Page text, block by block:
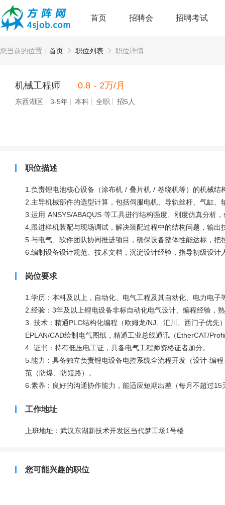
首页 招聘会 招聘考试
您当前的位置： 首页 职位列表 职位详情
机械工程师 0.8 - 2万/月
东西湖区 3-5年 本科 全职 招5人
职位描述
1.负责锂电池核心设备（涂布机 / 叠片机 / 卷绕机等）的机械
2.主导机械部件的选型计算，包括伺服电机、导轨丝杆、气缸
3.运用 ANSYS/ABAQUS 等工具进行结构强度、刚度仿真分析
4.跟进样机装配与现场调试，解决装配过程中的结构问题，输出
5.与电气、软件团队协同推进项目，确保设备整体性能达标，把
6.编制设备设计规范、技术文档，沉淀设计经验，指导初级设计
岗位要求
1.学历：本科及以上，自动化、电气工程及其自动化、电力电子
2.经验：3年及以上锂电设备非标自动化电气设计、编程经验，
3. 技术：精通PLC结构化编程（欧姆龙/NJ、汇川、西门子优
EPLAN/CAD绘制电气图纸，精通工业总线通讯（EtherCAT/
4. 证书：持有低压电工证，具备电气工程师资格证者加分。
5.能力：具备独立负责锂电设备电控系统全流程开发（设计-编
范（防爆、防短路）。
6.素养：良好的沟通协作能力，能适应短期出差（每月不超过
工作地址
上班地址：武汉东湖新技术开发区当代梦工场1号楼
您可能兴趣的职位